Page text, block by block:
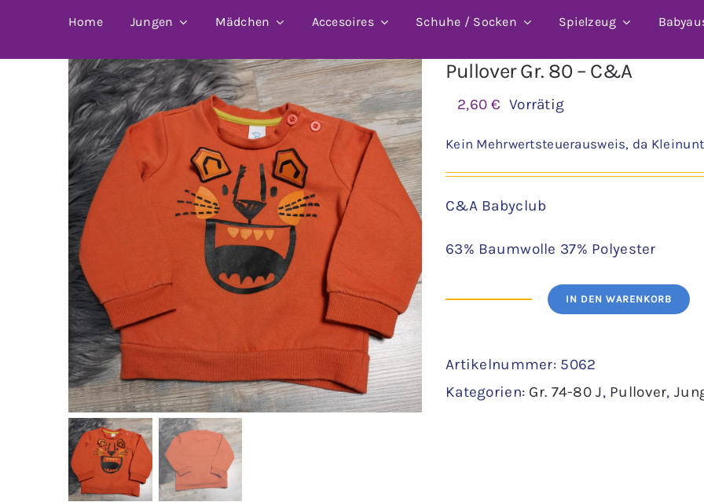
Home Jungen Mädchen Accesoires Schuhe / Socken Spielzeug
Pullover Gr. 80 – C&A
2,60€ Vorrätig
Kein Mehrwertsteuerausweis, da
C&A Babyclub
63% Baumwolle 37% Polyester
80
-
IN DEN WARENKORB
Artikelnummer: 5062
Kategorien: Gr. 74-80 J, Pullover,